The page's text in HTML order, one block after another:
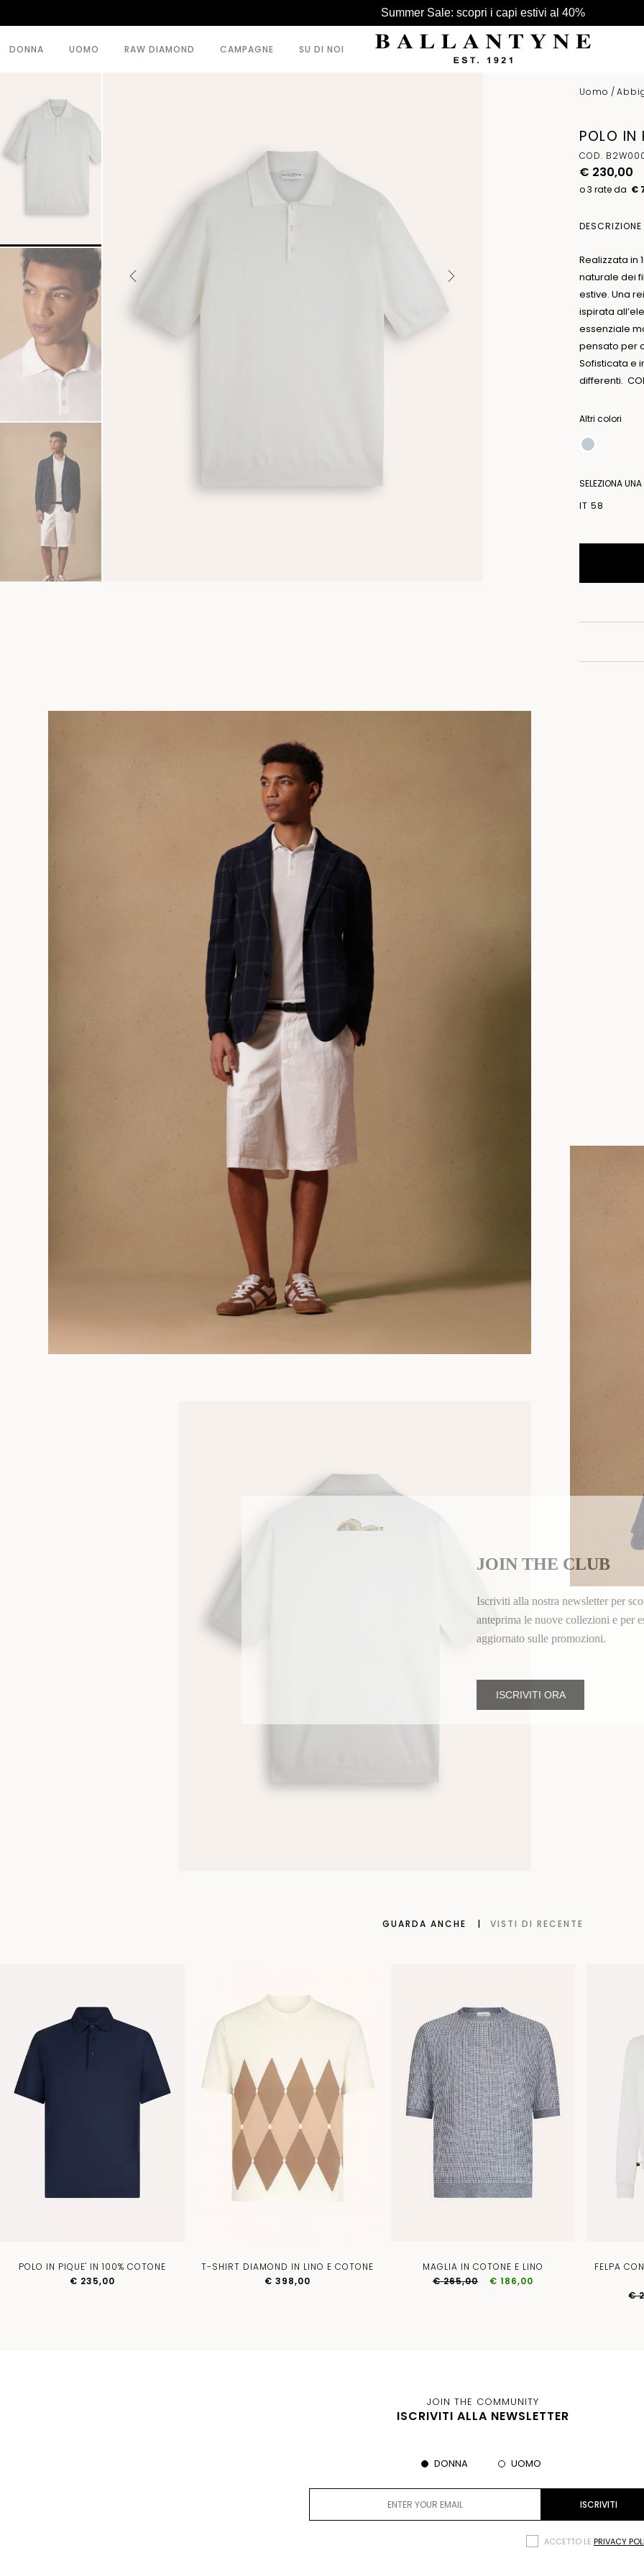
Summer Sale: scopri i capi estivi al 40%
DONNA
CAPISPALLA
GONNE
MAGLIERIA
SCIARPE
UOMO
MAGLIERIA
MODA MARE
PANTALONI
TOPWEAR
RAW DIAMOND CAMPAGNE SU DI NOI
Uomo /
POLO IN
COD.
€ 230,00
€
DESCRIZIONE
Realizzata in
naturale dei
estive. Una
ispirata
essenziale
pensato per
Sofisticata e
differenti.
Altri colori
SELEZIONA
IT 58
GUARDA ANCHE VISTI DI RECENTE
POLO IN PIQUE' IN 100% COTONE
€ 235,00
T-SHIRT DIAMOND IN LINO E COTONE
€ 398,00
MAGLIA IN COTONE E LINO
€ 265,00
€ 186,00
FELPA
€
JOIN THE COMMUNITY
ISCRIVITI ALLA NEWSLETTER
DONNA UOMO
ACCETTO LE PRIVACY
JOIN THE CLUB
Iscriviti alla nostra newsletter per
anteprima le nuove collezioni e per
aggiornato sulle promozioni.
ISCRIVITI ORA